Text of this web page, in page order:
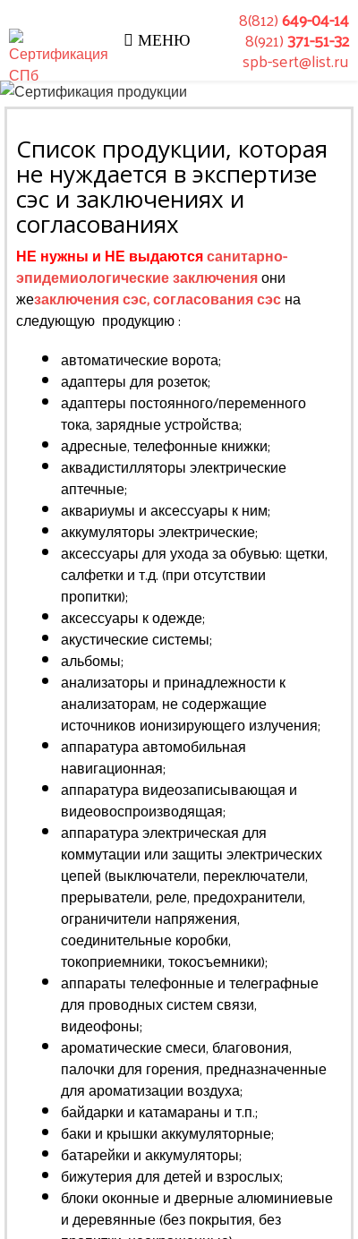
МЕНЮ
8(812)649-04-14
8(921)371-51-32
spb-sert@list.ru
Список продукции, которая
не нуждается в экспертизе
сэс и заключениях и
согласованиях
НЕ нужны и НЕ выдаютсясанитарно-
эпидемиологические заключенияони
жезаключения сэс, согласования сэсна
следующую продукцию :
автоматические ворота;
адаптеры для розеток;
адаптеры постоянного/переменного
тока, зарядные устройства;
адресные, телефонные книжки;
аквадистилляторы электрические
аптечные;
аквариумы и аксессуары к ним;
аккумуляторы электрические;
аксессуары для ухода за обувью: щетки,
салфетки и т.д. (при отсутствии
пропитки);
аксессуары к одежде;
акустические системы;
альбомы;
анализаторы и принадлежности к
анализаторам, не содержащие
источников ионизирующего излучения;
аппаратура автомобильная
навигационная;
аппаратура видеозаписывающая и
видеовоспроизводящая;
аппаратура электрическая для
коммутации или защиты электрических
цепей (выключатели, переключатели,
прерыватели, реле, предохранители,
ограничители напряжения,
соединительные коробки,
токоприемники, токосъемники);
аппараты телефонные и телеграфные
для проводных систем связи,
видеофоны;
ароматические смеси, благовония,
палочки для горения, предназначенные
для ароматизации воздуха;
байдарки и катамараны и т.п.;
баки и крышки аккумуляторные;
батарейки и аккумуляторы;
бижутерия для детей и взрослых;
блоки оконные и дверные алюминиевые
и деревянные (без покрытия, без